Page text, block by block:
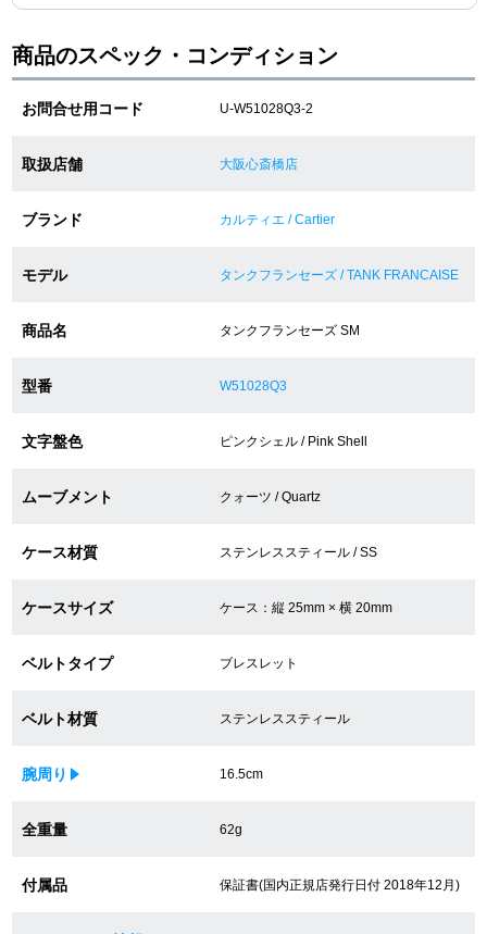
保証・アフターサービス
腕時計サイズ調整サービス
店舗受け取りサービス
店舗取り寄せサービス
修理・メンテナンスをご希望の方
修理依頼をする
修理・メンテンナンスについて
オーバーホールについて
商品のスペック・コンディション
お問合せ用コード U-W51028Q3-2
取扱店舗 大阪心斎橋店
ブランド カルティエ / Cartier
モデル タンクフランセーズ / TANK FRANCAISE
商品名 タンクフランセーズ SM
型番 W51028Q3
文字盤色 ピンクシェル / Pink Shell
ムーブメント クォーツ / Quartz
ケース材質 ステンレススティール / SS
ケースサイズ ケース：縦 25mm × 横 20mm
ベルトタイプ ブレスレット
ベルト材質 ステンレススティール
腕周り 16.5cm
全重量 62g
付属品 保証書(国内正規店発行日付 2018年12月)